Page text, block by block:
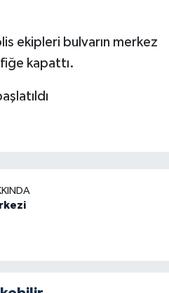
ekipleri bulvarın merkez
kapattı.